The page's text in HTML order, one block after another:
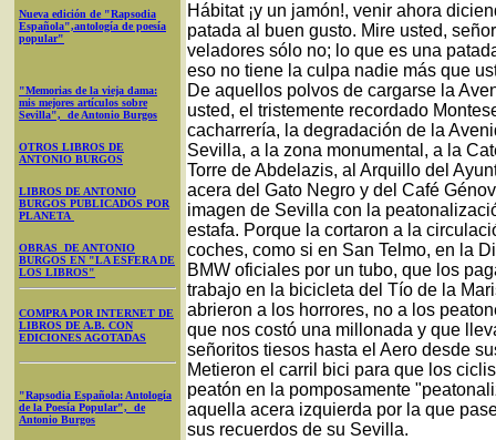
Nueva edición de "Rapsodia
Española",antología de poesía
popular"
"Memorias de la vieja dama:
mis mejores artículos sobre
Sevilla", de Antonio Burgos
OTROS LIBROS DE
ANTONIO BURGOS
LIBROS DE ANTONIO
BURGOS PUBLICADOS POR
PLANETA
OBRAS DE ANTONIO
BURGOS EN "LA ESFERA DE
LOS LIBROS"
COMPRA POR INTERNET DE
LIBROS DE A.B. CON
EDICIONES AGOTADAS
"Rapsodia Española: Antología
de la Poesía Popular", de
Antonio Burgos
Hábitat ¡y un jamón!, venir ahora
patada al buen gusto. Mire usted,
veladores sólo no; lo que es una
eso no tiene la culpa nadie más que
De aquellos polvos de cargarse la
usted, el tristemente recordado
cacharrería, la degradación de la
Sevilla, a la zona monumental, a la
Torre de Abdelazis, al Arquillo del
acera del Gato Negro y del Café
imagen de Sevilla con la
estafa. Porque la cortaron a la
coches, como si en San Telmo, en la
BMW oficiales por un tubo, que los
trabajo en la bicicleta del Tío de la
abrieron a los horrores, no a los
que nos costó una millonada y que
señoritos tiesos hasta el Aero desde
Metieron el carril bici para que los
peatón en la pomposamente
aquella acera izquierda por la que
sus recuerdos de su Sevilla.